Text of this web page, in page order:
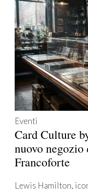
Eventi
Card Culture
nuovo
Francoforte
Lewis Hamilton,